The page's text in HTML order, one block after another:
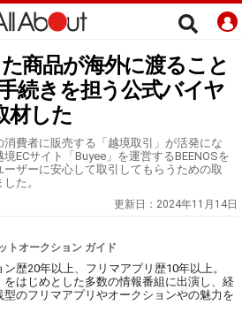
商品が海外に渡ること
続きを担う公式バイヤ
材した
費者に販売する「越境取引」が活発にな
ECサイト「Buyee」を運営するBEENOSを
ザーに安心して取引してもらうための取
た。
更新日： 2024年11月14日
トオークション ガイド
歴20年以上、フリマアプリ歴10年以上。
をはじめとした多数の情報番組に出演し、経
型のフリマアプリやオークションやの魅力を